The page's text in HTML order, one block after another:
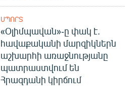
ՍՊՈՐՏ
«Օլիմպավան»-ը փակ է.
հավաքականի մարզիկներն
աշխարհի առաջնությանը
պատրաստվում են
Հրազդանի կիրճում